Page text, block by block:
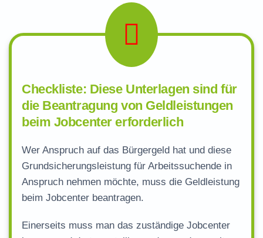
Checkliste: Diese Unterlagen sind für
die Beantragung von Geldleistungen
beim Jobcenter erforderlich
Wer Anspruch auf das Bürgergeld hat und diese
Grundsicherungsleistung für Arbeitssuchende in
Anspruch nehmen möchte, muss die Geldleistung
beim Jobcenter beantragen.
Einerseits muss man das zuständige Jobcenter